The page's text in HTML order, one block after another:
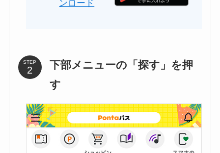
STEP
下部メニューの「探す」を押
す